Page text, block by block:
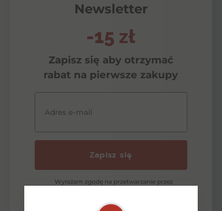
Newsletter
-15 zł
Zapisz się aby otrzymać
rabat na pierwsze zakupy
Adres e-mail
Zapisz się
Wyrażam zgodę na przetwarzanie przez
pytanie lub złożenie oferty zgodnie z